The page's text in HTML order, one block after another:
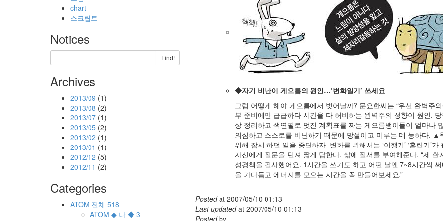
◆자기 비난이 게으름의 원인…‘변화일기’ 쓰세요
그럼 어떻게 해야 게으름에서 벗어날까? 문요한씨는 “우선 완벽주
부 준비에만 급급하다 시간을 다 허비하는 완벽주의 성향이 원인.
상 정리하고 색연필로 멋진 계획표를 짜는 게으름뱅이들이 얼마나
의심하고 스스로를 비난하기 때문에 망설이고 미루는 데 능하다.
위해 잠시 하던 일을 중단하자. 변화를 위해서는 ‘이행기’ ‘혼란기’
자신에게 질문을 던져 짧게 답한다. 삶에 질서를 부여해준다. “제
성경책을 필사했어요. 1시간을 쓰기도 하고 어떤 날엔 7~8시간씩
을 가다듬고 에너지를 모으는 시간을 꼭 만들어보세요.”
Postedat 2007/05/10 01:13
Last updatedat 2007/05/10 01:13
Postedby
chart
스크립트
Notices
Find!
Archives
2013/09 (1)
2013/08 (2)
2013/07 (1)
2013/05 (2)
2013/02 (1)
2013/01 (1)
2012/12 (5)
2012/11 (2)
Categories
ATOM 전체 518
ATOM ◆ 나 ◆ 3